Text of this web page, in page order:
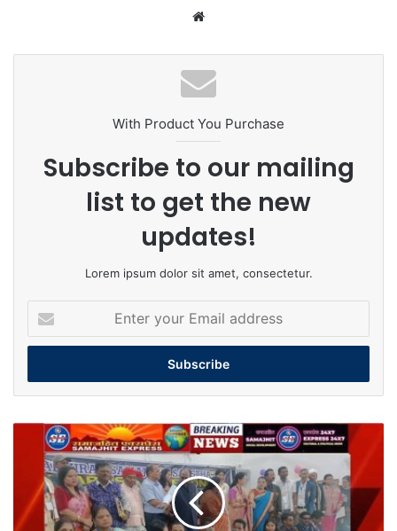
With Product You Purchase
Subscribe to our mailing
list to get the new
updates!
Lorem ipsum dolor sit amet, consectetur.
your
Email
समाजसेवी
द्वाराआर्थिक
एवं